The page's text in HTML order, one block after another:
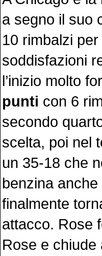
a segno il suo
10 rimbalzi
soddisfazioni
l’inizio molto
punti con 6
secondo
scelta, poi nel
un 35-18 che
benzina
finalmente
attacco. Rose
Rose e